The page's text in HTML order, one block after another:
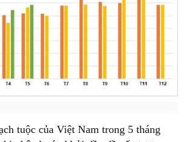
tuộc của Việt Nam trong 5 tháng